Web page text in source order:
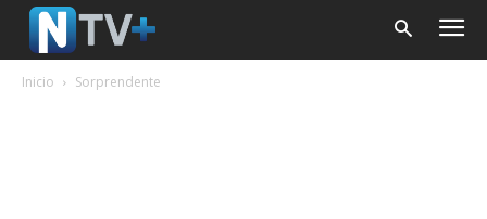
Inicio Sorprendente